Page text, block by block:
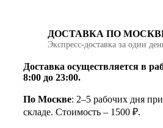
ДОСТАВКА ПО
Экспресс‑доставка за один
Доставка осуществляется в
8:00 до 23:00.
По Москве: 2–5 рабочих дня
складе. Стоимость – 1500 ₽.